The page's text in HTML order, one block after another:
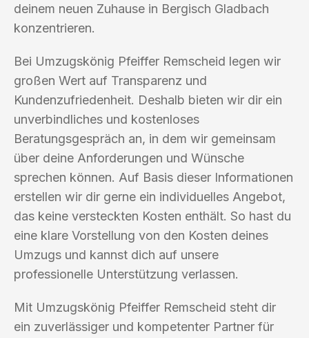
deinem neuen Zuhause in Bergisch Gladbach
konzentrieren.
Bei Umzugskönig Pfeiffer Remscheid legen wir
großen Wert auf Transparenz und
Kundenzufriedenheit. Deshalb bieten wir dir ein
unverbindliches und kostenloses
Beratungsgespräch an, in dem wir gemeinsam
über deine Anforderungen und Wünsche
sprechen können. Auf Basis dieser Informationen
erstellen wir dir gerne ein individuelles Angebot,
das keine versteckten Kosten enthält. So hast du
eine klare Vorstellung von den Kosten deines
Umzugs und kannst dich auf unsere
professionelle Unterstützung verlassen.
Mit Umzugskönig Pfeiffer Remscheid steht dir
ein zuverlässiger und kompetenter Partner für